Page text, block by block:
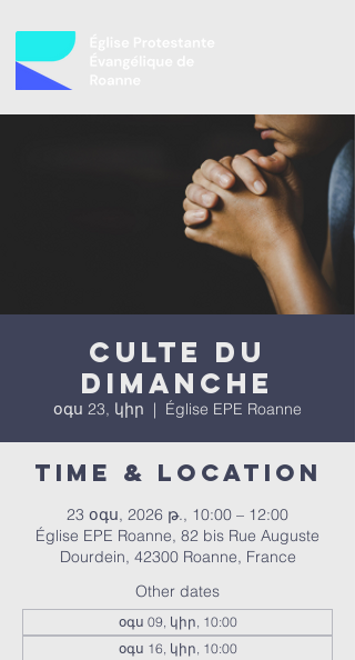
Culte du
dimanche
օգս 23, կիր
  |
Église EPE Roanne
Time & Location
23 օգս, 2026 թ., 10:00 – 12:00
Église EPE Roanne, 82 bis Rue Auguste
Dourdein, 42300 Roanne, France
Other dates
օգս 09, կիր, 10:00
օգս 16, կիր, 10:00